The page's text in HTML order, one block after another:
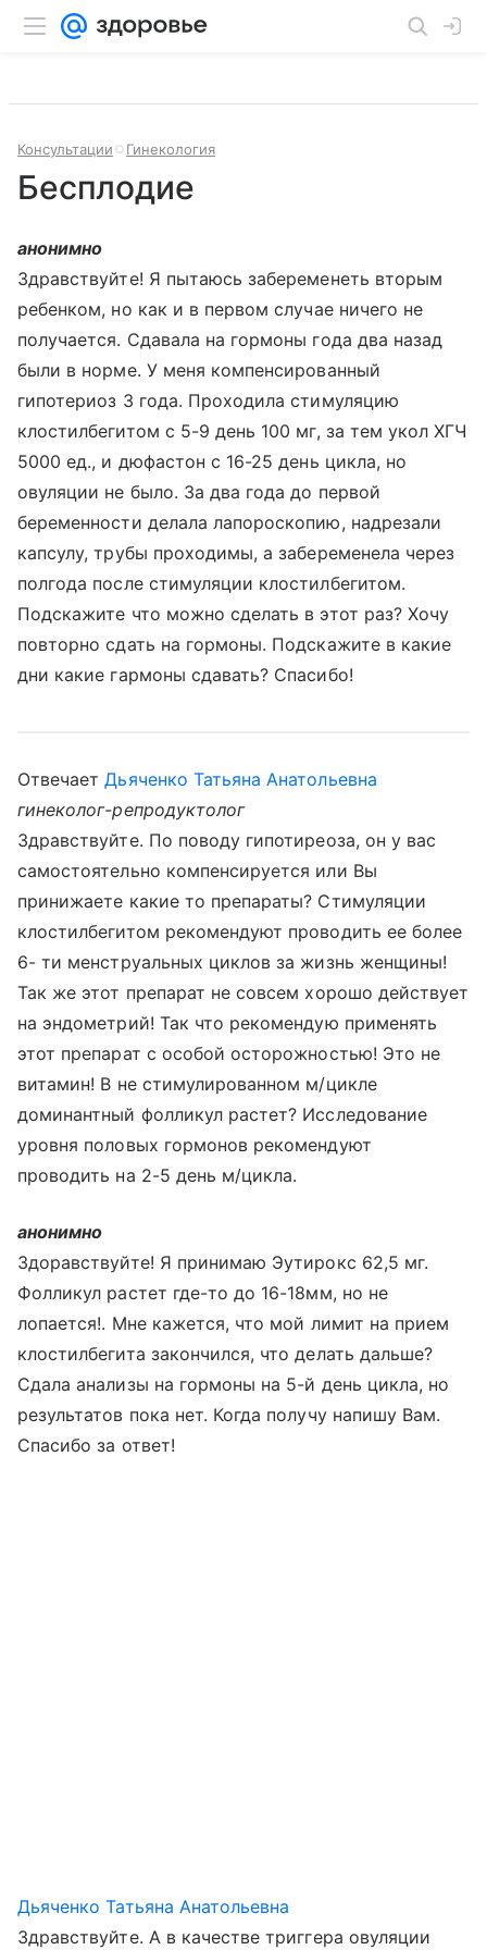
Консультации Гинекология
Бесплодие
анонимно
Здравствуйте! Я пытаюсь забеременеть вторым
ребенком, но как и в первом случае ничего не
получается. Сдавала на гормоны года два назад
были в норме. У меня компенсированный
гипотериоз 3 года. Проходила стимуляцию
клостилбегитом с 5-9 день 100 мг, за тем укол ХГЧ
5000 ед., и дюфастон с 16-25 день цикла, но
овуляции не было. За два года до первой
беременности делала лапороскопию, надрезали
капсулу, трубы проходимы, а забеременела через
полгода после стимуляции клостилбегитом.
Подскажите что можно сделать в этот раз? Хочу
повторно сдать на гормоны. Подскажите в какие
дни какие гармоны сдавать? Спасибо!
ОтвечаетДьяченко Татьяна Анатольевна
гинеколог-репродуктолог
Здравствуйте. По поводу гипотиреоза, он у вас
самостоятельно компенсируется или Вы
принижаете какие то препараты? Стимуляции
клостилбегитом рекомендуют проводить ее более
6- ти менструальных циклов за жизнь женщины!
Так же этот препарат не совсем хорошо действует
на эндометрий! Так что рекомендую применять
этот препарат с особой осторожностью! Это не
витамин! В не стимулированном м/цикле
доминантный фолликул растет? Исследование
уровня половых гормонов рекомендуют
проводить на 2-5 день м/цикла.
анонимно
Здоравствуйте! Я принимаю Эутирокс 62,5 мг.
Фолликул растет где-то до 16-18мм, но не
лопается!. Мне кажется, что мой лимит на прием
клостилбегита закончился, что делать дальше?
Сдала анализы на гормоны на 5-й день цикла, но
результатов пока нет. Когда получу напишу Вам.
Спасибо за ответ!
Дьяченко Татьяна Анатольевна
Здравствуйте. А в качестве триггера овуляции